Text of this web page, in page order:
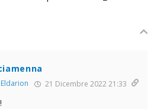
Eldarion 21 Dicembre 2022 21:33